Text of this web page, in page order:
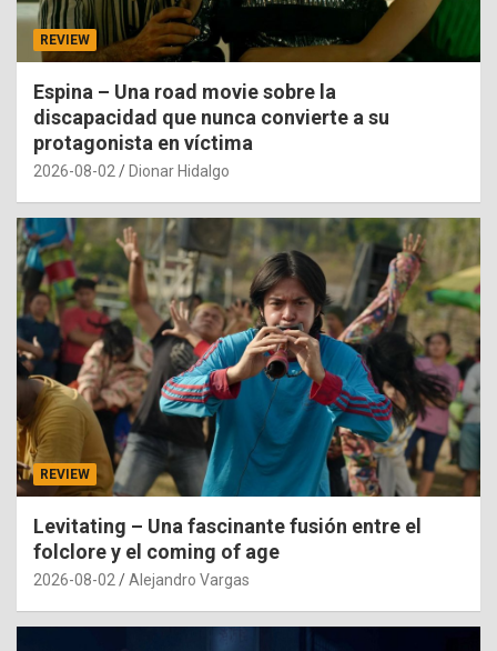
REVIEW
Espina – Una road movie sobre la
discapacidad que nunca convierte a su
protagonista en víctima
2026-08-02 Dionar Hidalgo
REVIEW
Levitating – Una fascinante fusión entre el
folclore y el coming of age
2026-08-02 Alejandro Vargas